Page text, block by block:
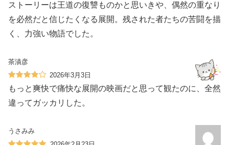
ストーリーは王道の復讐ものかと思いきや、偶然の重なり
を必然だと信じたくなる展開。残された者たちの苦闘を描
く、力強い物語でした。
茶漬彦
2026年3月3日
もっと爽快で痛快な展開の映画だと思って観たのに、全然
違ってガッカリした。
うさみみ